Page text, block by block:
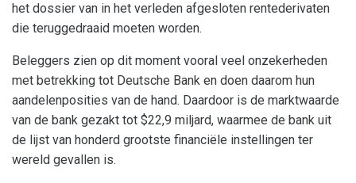
het dossier van in het verleden afgesloten rentederivaten
die teruggedraaid moeten worden.
Beleggers zien op dit moment vooral veel onzekerheden
met betrekking tot Deutsche Bank en doen daarom hun
aandelenposities van de hand. Daardoor is de marktwaarde
van de bank gezakt tot $22,9 miljard, waarmee de bank uit
de lijst van honderd grootste financiële instellingen ter
wereld gevallen is.